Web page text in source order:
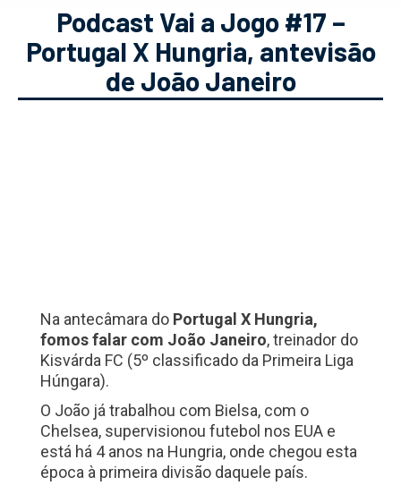
Podcast Vai a Jogo #17 –
Portugal X Hungria, antevisão
de João Janeiro
Na antecâmara do Portugal X Hungria,
fomos falar com João Janeiro, treinador do
Kisvárda FC (5º classificado da Primeira Liga
Húngara).
O João já trabalhou com Bielsa, com o
Chelsea, supervisionou futebol nos EUA e
está há 4 anos na Hungria, onde chegou esta
época à primeira divisão daquele país.